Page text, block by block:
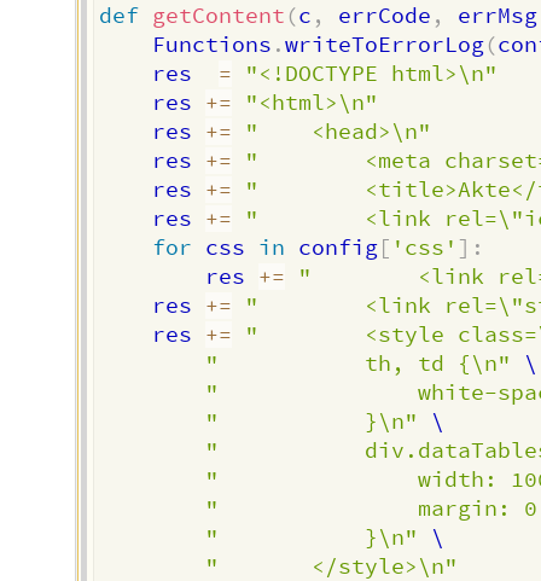
def getContent (c , errCode , errMsg
	Functions
.writeToErrorLog(
	res
=
"<!DOCTYPE html>\n"
	res
+=
"<html>\n"
	res
+=
"	<head>\n"
	res
+=
"		<meta
	res
+=
"
	res
+=
"		<link
for css in config[ 'css' ] :
		res
+=
"		<link
    res
+=
"		<link
	res
+=
"		<style
"			th, td {\n" \
"
"			}\n" \
"
"				width:
"
"			}\n" \
"		</style>\n"